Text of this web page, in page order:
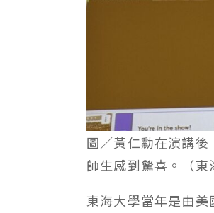
圖／黃仁勳在演講
師生感到驚喜。（東
東海大學當年是由